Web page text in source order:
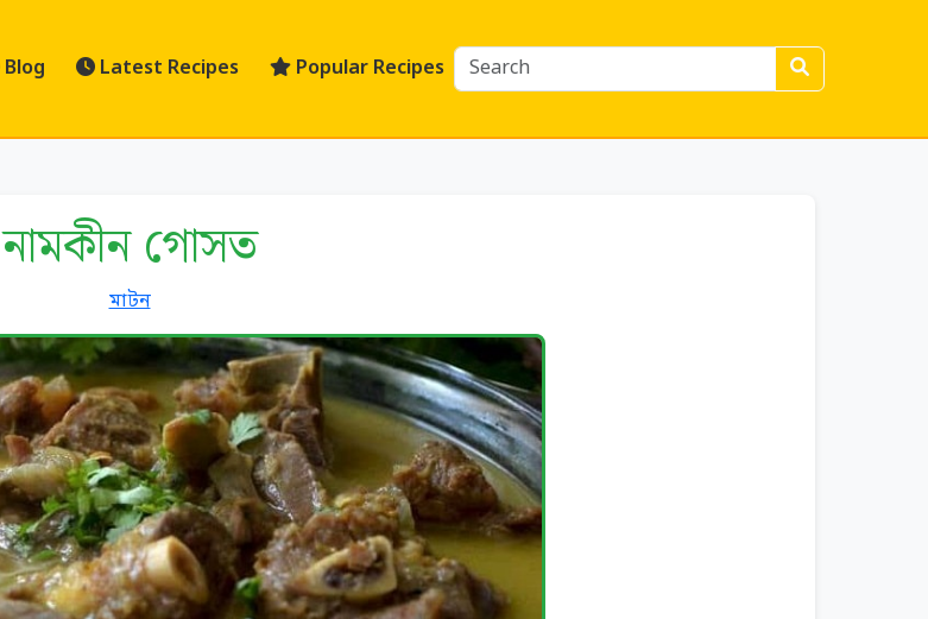
Blog Latest Recipes Popular Recipes
নামকীন গোসত
মাটন